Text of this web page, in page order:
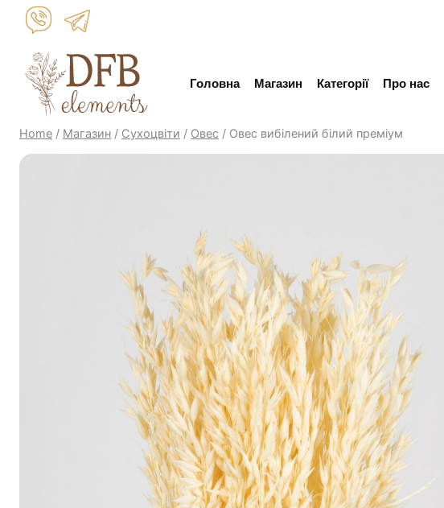
Skip
content
Головна Магазин Категорії Про нас
Home / Магазин / Сухоцвіти / Овес / Овес вибілений білий преміум